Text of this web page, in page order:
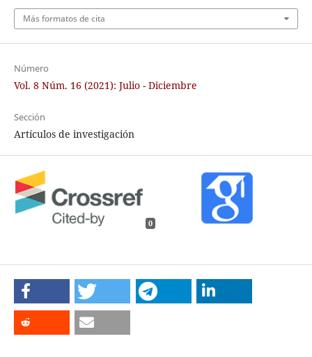
Más formatos de cita
Número
Vol. 8 Núm. 16 (2021): Julio - Diciembre
Sección
Artículos de investigación
0